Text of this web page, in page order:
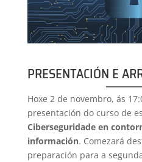
PRESENTACIÓN E
Hoxe 2 de novembro, ás
presentación do curso de
Ciberseguridade en
información. Comezará
preparación para a